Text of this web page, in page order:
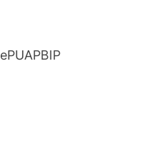
ePUAPBIP